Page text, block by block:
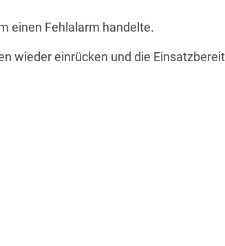
einen Fehlalarm handelte.
wieder einrücken und die